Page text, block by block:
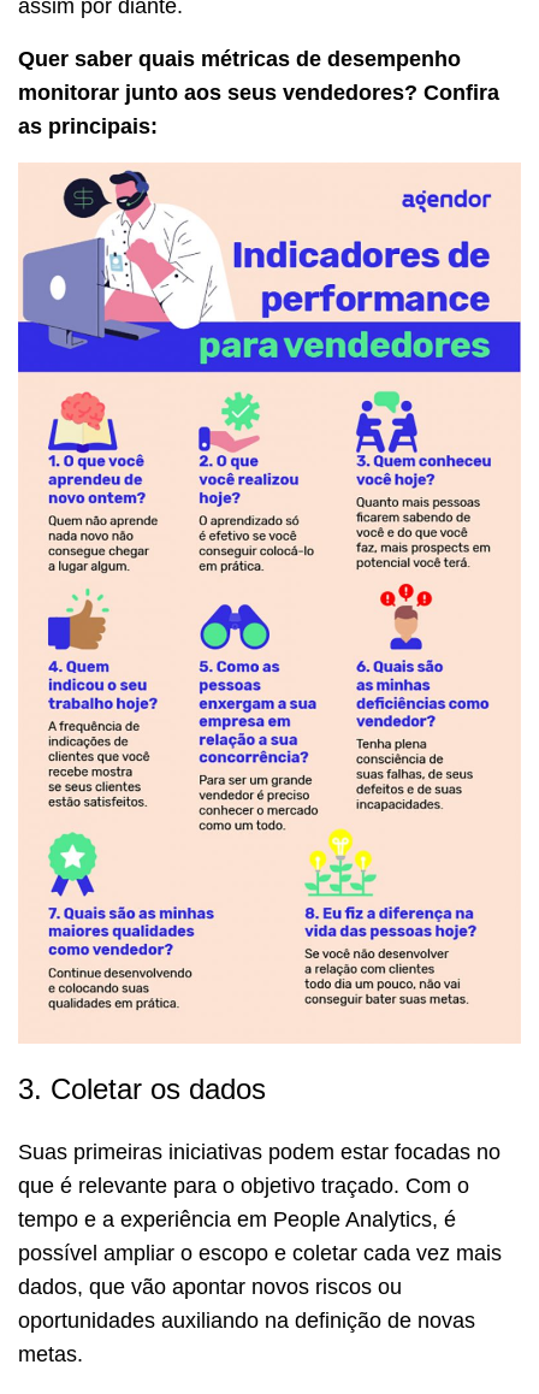
assim por diante.
Quer saber quais métricas de desempenho
monitorar junto aos seus vendedores? Confira
as principais:
3. Coletar os dados
Suas primeiras iniciativas podem estar focadas no
que é relevante para o objetivo traçado. Com o
tempo e a experiência em People Analytics, é
possível ampliar o escopo e coletar cada vez mais
dados, que vão apontar novos riscos ou
oportunidades auxiliando na definição de novas
metas.